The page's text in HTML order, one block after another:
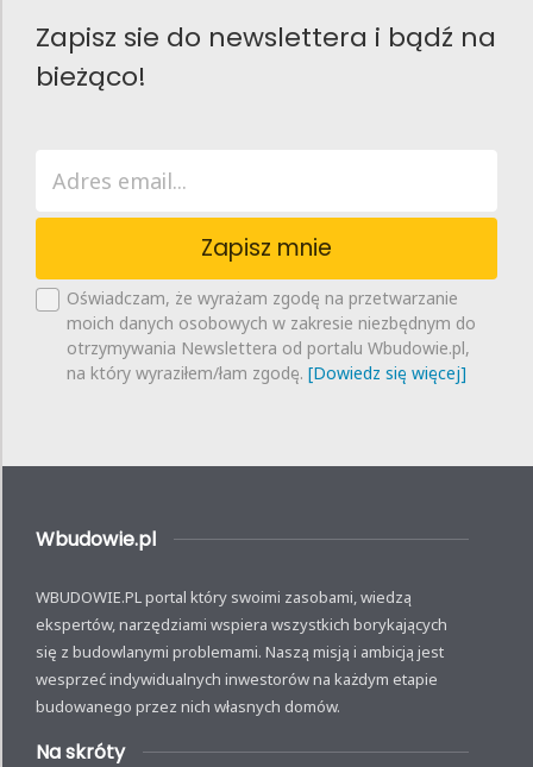
Zapisz sie do newslettera i bądź na
bieżąco!
Zapisz mnie
Oświadczam, że wyrażam zgodę na przetwarzanie
moich danych osobowych w zakresie niezbędnym do
otrzymywania Newslettera od portalu Wbudowie.pl,
na który wyraziłem/łam zgodę. [Dowiedz się więcej]
Wbudowie.pl
WBUDOWIE.PL portal który swoimi zasobami, wiedzą
ekspertów, narzędziami wspiera wszystkich borykających
się z budowlanymi problemami. Naszą misją i ambicją jest
wesprzeć indywidualnych inwestorów na każdym etapie
budowanego przez nich własnych domów.
Na skróty